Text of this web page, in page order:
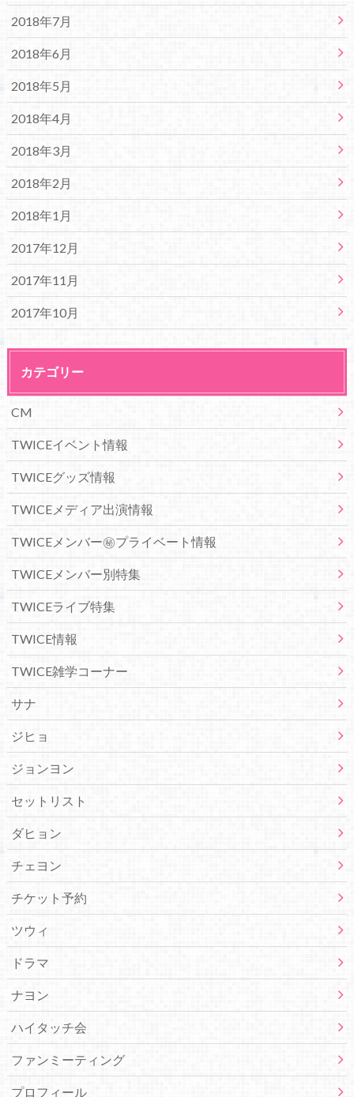
2018年7月
2018年6月
2018年5月
2018年4月
2018年3月
2018年2月
2018年1月
2017年12月
2017年11月
2017年10月
カテゴリー
CM
TWICEイベント情報
TWICEグッズ情報
TWICEメディア出演情報
TWICEメンバー㊙プライベート情報
TWICEメンバー別特集
TWICEライブ特集
TWICE情報
TWICE雑学コーナー
サナ
ジヒョ
ジョンヨン
セットリスト
ダヒョン
チェヨン
チケット予約
ツウィ
ドラマ
ナヨン
ハイタッチ会
ファンミーティング
プロフィール